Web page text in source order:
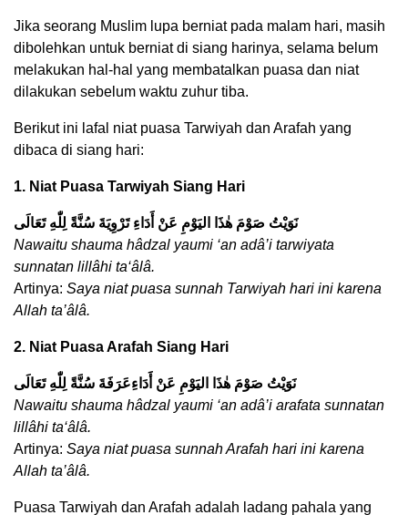
Jika seorang Muslim lupa berniat pada malam hari, masih
dibolehkan untuk berniat di siang harinya, selama belum
melakukan hal-hal yang membatalkan puasa dan niat
dilakukan sebelum waktu zuhur tiba.
Berikut ini lafal niat puasa Tarwiyah dan Arafah yang
dibaca di siang hari:
1. Niat Puasa Tarwiyah Siang Hari
نَوَيْتُ صَوْمَ هٰذَا اليَوْمِ عَنْ أَدَاءِ تَرْوِيَةَ سُنَّةً لِلّٰهِ تَعَالَى
Nawaitu shauma hâdzal yaumi ‘an adâ’i tarwiyata
sunnatan lillâhi ta‘âlâ.
Artinya: Saya niat puasa sunnah Tarwiyah hari ini karena
Allah ta’âlâ.
2. Niat Puasa Arafah Siang Hari
نَوَيْتُ صَوْمَ هٰذَا اليَوْمِ عَنْ أَدَاءِعَرَفَةَ سُنَّةً لِلّٰهِ تَعَالَى
Nawaitu shauma hâdzal yaumi ‘an adâ’i arafata sunnatan
lillâhi ta‘âlâ.
Artinya: Saya niat puasa sunnah Arafah hari ini karena
Allah ta’âlâ.
Puasa Tarwiyah dan Arafah adalah ladang pahala yang